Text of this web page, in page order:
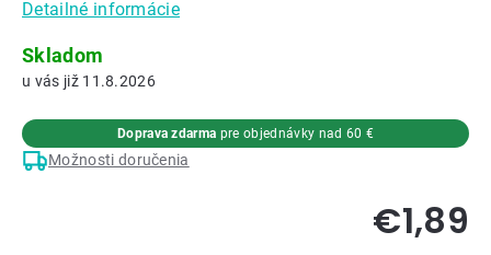
5
hviezdičiek.
Detailné informácie
Skladom
11.8.2026
Možnosti doručenia
Doprava zdarma pre objednávky nad 60 €
€1,89